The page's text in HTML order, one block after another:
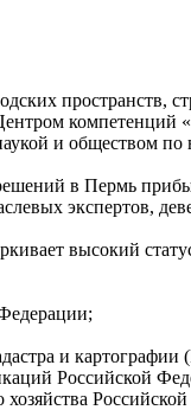
пространств,
и обществом
в Пермь
экспертов,
высокий
и картографии
Российской